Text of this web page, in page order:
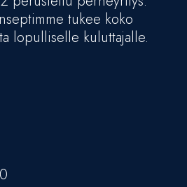
tukee koko
lopulliselle kuluttajalle.